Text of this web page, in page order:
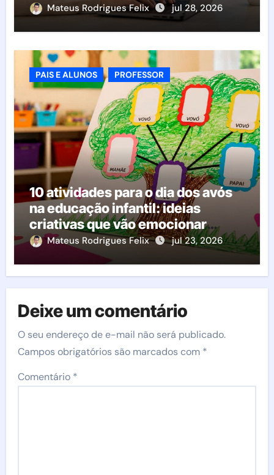
Mateus Rodrigues Felix jul 28, 2026
PAIS E ALUNOS PROFESSOR
10 atividades para o dia dos avós
na educação infantil: ideias
criativas que vão emocionar
famílias e crianças
Mateus Rodrigues Felix jul 23, 2026
Deixe um comentário
O seu endereço de e-mail não será publicado.
Campos obrigatórios são marcados com *
Comentário *